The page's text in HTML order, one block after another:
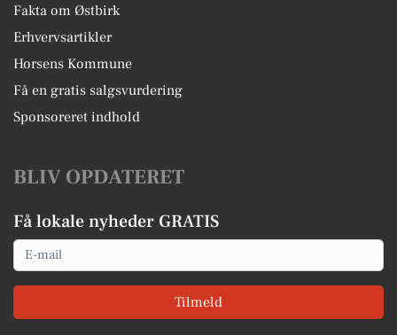
Fakta om Østbirk
Erhvervsartikler
Horsens Kommune
Få en gratis salgsvurdering
Sponsoreret indhold
BLIV OPDATERET
Få lokale nyheder GRATIS
Email
Tilmeld